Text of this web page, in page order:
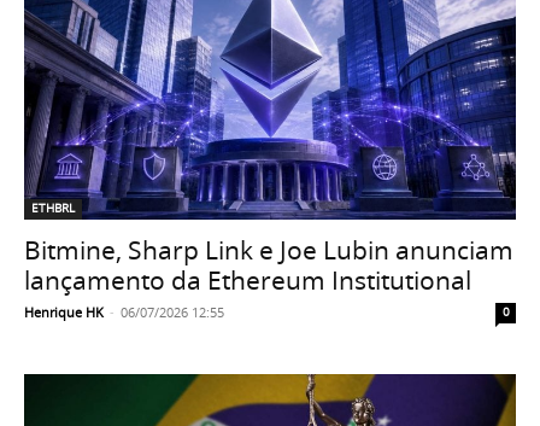
ETHBRL
Bitmine, Sharp Link e Joe Lubin anunciam
lançamento da Ethereum Institutional
Henrique HK - 06/07/2026 12:55 0